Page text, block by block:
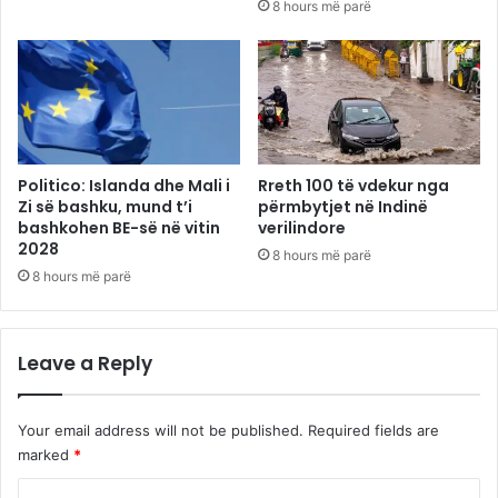
8 hours më parë
Politico: Islanda dhe Mali i
Zi së bashku, mund t’i
bashkohen BE-së në vitin
2028
8 hours më parë
Rreth 100 të vdekur nga
përmbytjet në Indinë
verilindore
8 hours më parë
Leave a Reply
Your email address will not be published. Required fields are
marked *